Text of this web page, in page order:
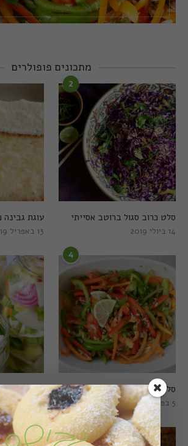
מתכונים פופולרים
עוגת
13 באפריל 2019
2
סלט כרוב סגול ברוטב אסייתי
14 ביולי 2019
חמוצים
1 באוגוסט 2022
4
סלט פלפלים טרי וצבעוני
5 בפברואר 2021
6